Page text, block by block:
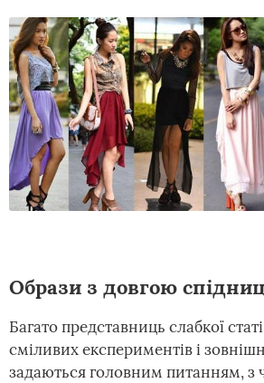
Образи з довгою
Багато представниць слабкої
сміливих експериментів і
задаються головним питанням, з